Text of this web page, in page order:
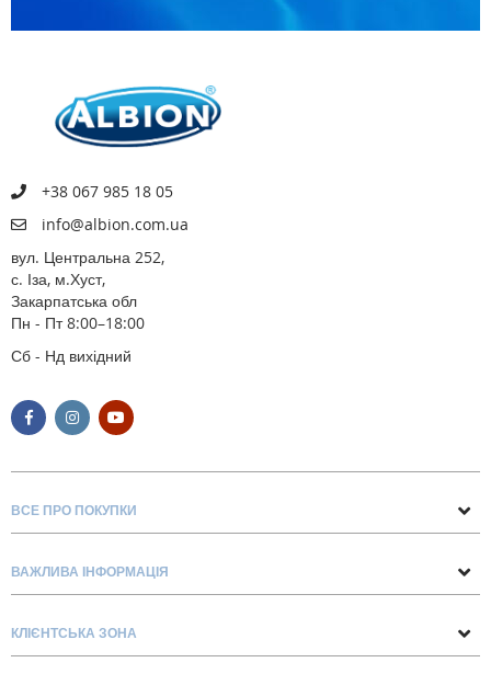
+38 067 985 18 05
info@albion.com.ua
вул. Центральна 252,
с. Іза, м.Хуст,
Закарпатська обл
Пн - Пт 8:00–18:00
Сб - Нд вихідний
ВСЕ ПРО ПОКУПКИ
Про нас
Блог
ВАЖЛИВА ІНФОРМАЦІЯ
Доставка та оплата
КЛІЄНТСЬКА ЗОНА